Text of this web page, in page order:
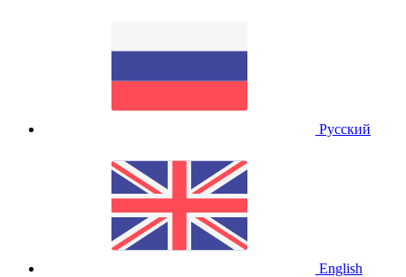
Русский
English